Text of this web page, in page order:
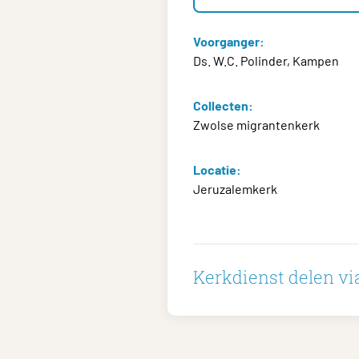
Voorganger:
Ds. W.C. Polinder, Kampen
Collecten:
Zwolse migrantenkerk
Locatie:
Jeruzalemkerk
Kerkdienst delen